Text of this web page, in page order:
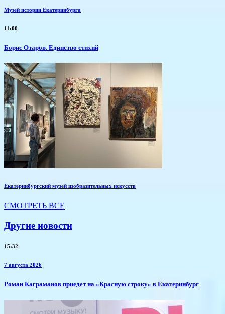
Музей истории Екатеринбурга
11:00
Борис Отаров. Единство стихий
Екатеринбургский музей изобразительных искусств
СМОТРЕТЬ ВСЕ
Другие новости
15:32
7 августа 2026
​Роман Каграманов приедет на «Красную строку» в Екатеринбург